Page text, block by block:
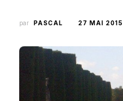
par PASCAL 27 MAI 2015